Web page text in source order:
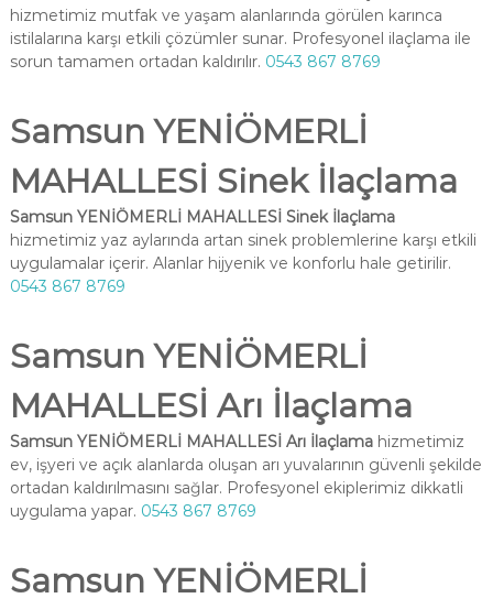
hizmetimiz mutfak ve yaşam alanlarında görülen karınca
istilalarına karşı etkili çözümler sunar. Profesyonel ilaçlama ile
sorun tamamen ortadan kaldırılır. 0543 867 8769
Samsun YENİÖMERLİ
MAHALLESİ Sinek İlaçlama
Samsun YENİÖMERLİ MAHALLESİ Sinek İlaçlama
hizmetimiz yaz aylarında artan sinek problemlerine karşı etkili
uygulamalar içerir. Alanlar hijyenik ve konforlu hale getirilir.
0543 867 8769
Samsun YENİÖMERLİ
MAHALLESİ Arı İlaçlama
Samsun YENİÖMERLİ MAHALLESİ Arı İlaçlamahizmetimiz
ev, işyeri ve açık alanlarda oluşan arı yuvalarının güvenli şekilde
ortadan kaldırılmasını sağlar. Profesyonel ekiplerimiz dikkatli
uygulama yapar. 0543 867 8769
Samsun YENİÖMERLİ